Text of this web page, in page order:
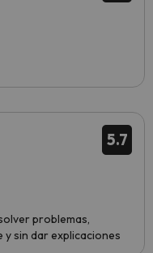
5.7
problemas,
y sin dar explicaciones